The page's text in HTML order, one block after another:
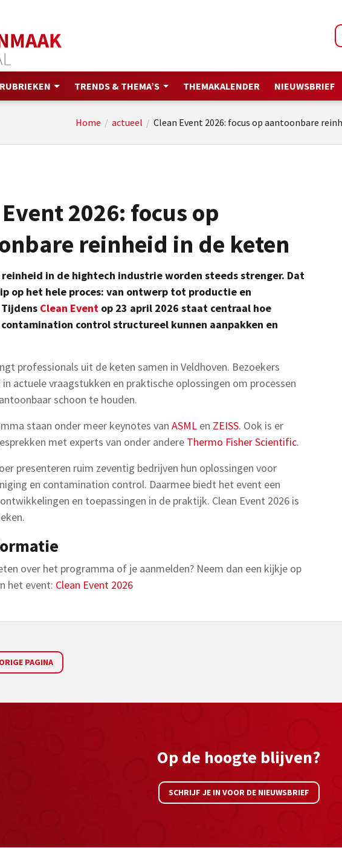
RUBRIEKEN TRENDS & THEMA’S THEMAKALENDER NIEUWSBRIEF
Home / actueel / Clean Event 2026: focus op aantoonbare
2026: focus op
reinheid in de keten
reinheid in de hightech industrie worden steeds strenger. Dat
op het hele proces: van ontwerp tot productie en
Clean Event op 23 april 2026 staat centraal hoe
control structureel kunnen aanpakken en
professionals uit de keten samen in Veldhoven. Bezoekers
actuele vraagstukken en praktische oplossingen om processen
schoon te houden.
staan onder meer keynotes van ASML en ZEISS. Ook is er
met experts van onder andere Thermo Fisher Scientific.
presenteren ruim zeventig bedrijven hun oplossingen voor
en contamination control. Daarmee biedt het event een
en toepassingen in de praktijk. Clean Event 2026 is
over het programma of je aanmelden? Neem dan een kijkje op
het event: Clean Event 2026
PAGINA
Op de hoogte blijven?
SCHRIJF JE IN VOOR DE NIEUWSBRIEF